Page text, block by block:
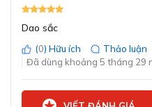
Lưỡi dao được làm từ
nổi tiếng với độ bền cao,
đánh giá cao về độ bền và
dàng mài lại khi cần thiết.
Dao sắc
(0) Hữu ích
Thảo luận
Đã dùng khoảng 5 tháng 29